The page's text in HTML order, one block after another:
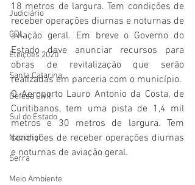
Judiciário
CDL
Eleições 2020
Santa Catarina
Defesa Civil
Sul do Estado
Nacional
Serra
Meio Ambiente
18 metros de largura. Tem condições de
receber operações diurnas e noturnas de
aviação geral. Em breve o Governo do
Estado deve anunciar recursos para
obras de revitalização que serão
realizadas em parceria com o município.
O Aeroporto Lauro Antonio da Costa, de
Curitibanos, tem uma pista de 1,4 mil
metros e 30 metros de largura. Tem
condições de receber operações diurnas
e noturnas de aviação geral.